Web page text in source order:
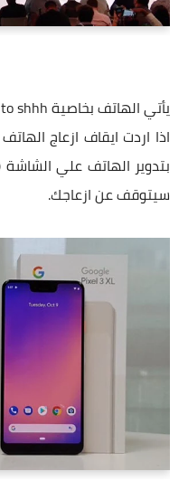
اذا اردت ايقاف ازعاج
بتدوير الهاتف علي
سيتوقف عن ازعاجك.